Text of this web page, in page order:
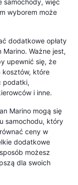
samochody, więc
wyborem może
dodatkowe opłaty
Ważne jest,
upewnić się, że
kosztów, które
podatki,
i inne.
Marino mogą się
samochodu, który
ceny w
dodatkowe
możesz
dla swoich